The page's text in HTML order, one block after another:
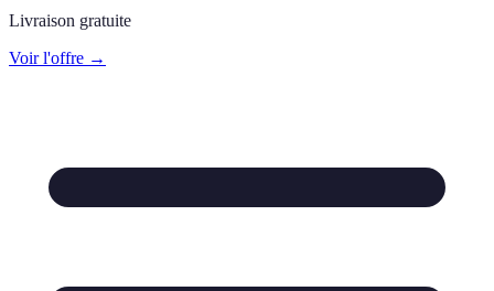
Livraison gratuite
Voir l'offre →